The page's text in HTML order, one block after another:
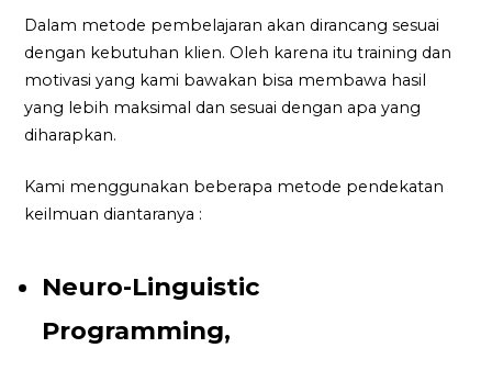
Dalam metode pembelajaran akan dirancang sesuai
dengan kebutuhan klien. Oleh karena itu training dan
motivasi yang kami bawakan bisa membawa hasil
yang lebih maksimal dan sesuai dengan apa yang
diharapkan.
Kami menggunakan beberapa metode pendekatan
keilmuan diantaranya :
Neuro-Linguistic
Programming,